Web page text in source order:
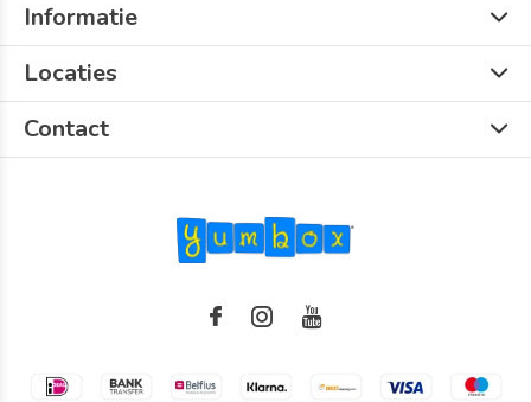
Informatie
Locaties
Contact